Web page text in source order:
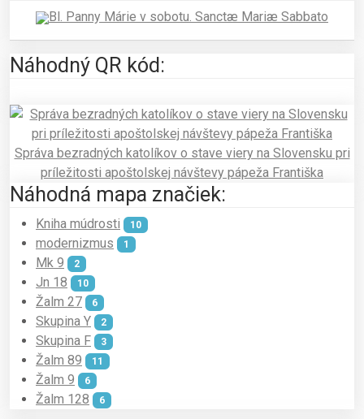
Bl. Panny Márie v sobotu. Sanctæ Mariæ Sabbato
Náhodný QR kód:
Správa bezradných katolíkov o stave viery na Slovensku pri
príležitosti apoštolskej návštevy pápeža Františka
Náhodná mapa značiek:
Kniha múdrosti 10
modernizmus 1
Mk 9 2
Jn 18 10
Žalm 27 6
Skupina Y 2
Skupina F 3
Žalm 89 11
Žalm 9 6
Žalm 128 6